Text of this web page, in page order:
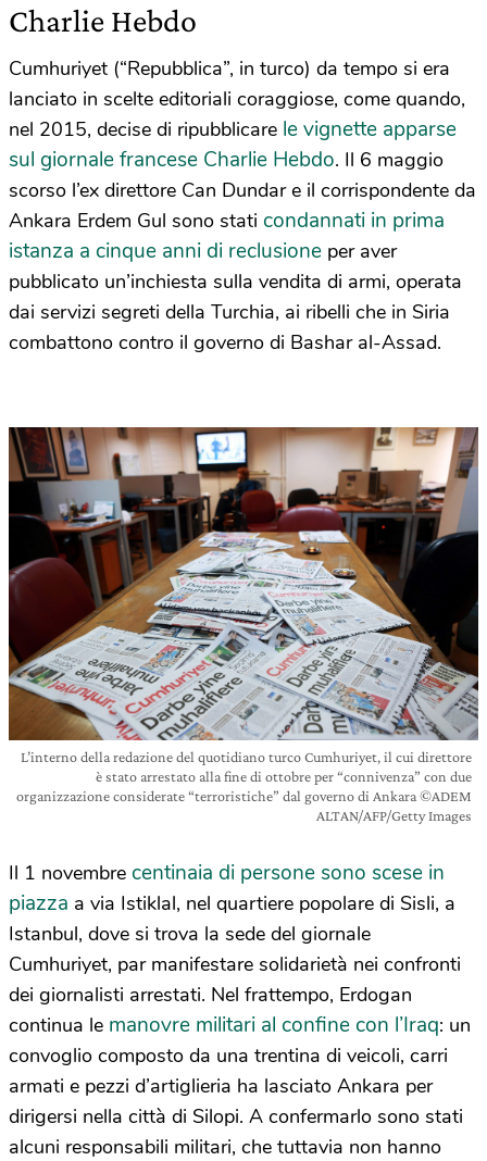
Charlie Hebdo
Cumhuriyet (“Repubblica”, in turco) da tempo si era
lanciato in scelte editoriali coraggiose, come quando,
nel 2015, decise di ripubblicare le vignette apparse
sul giornale francese Charlie Hebdo. Il 6 maggio
scorso l’ex direttore Can Dundar e il corrispondente da
Ankara Erdem Gul sono stati condannati in prima
istanza a cinque anni di reclusione per aver
pubblicato un’inchiesta sulla vendita di armi, operata
dai servizi segreti della Turchia, ai ribelli che in Siria
combattono contro il governo di Bashar al-Assad.
L’interno della redazione del quotidiano turco Cumhuriyet, il cui direttore
è stato arrestato alla fine di ottobre per “connivenza” con due
organizzazione considerate “terroristiche” dal governo di Ankara ©ADEM
ALTAN/AFP/Getty Images
Il 1 novembre centinaia di persone sono scese in
piazza a via Istiklal, nel quartiere popolare di Sisli, a
Istanbul, dove si trova la sede del giornale
Cumhuriyet, par manifestare solidarietà nei confronti
dei giornalisti arrestati. Nel frattempo, Erdogan
continua le manovre militari al confine con l’Iraq: un
convoglio composto da una trentina di veicoli, carri
armati e pezzi d’artiglieria ha lasciato Ankara per
dirigersi nella città di Silopi. A confermarlo sono stati
alcuni responsabili militari, che tuttavia non hanno